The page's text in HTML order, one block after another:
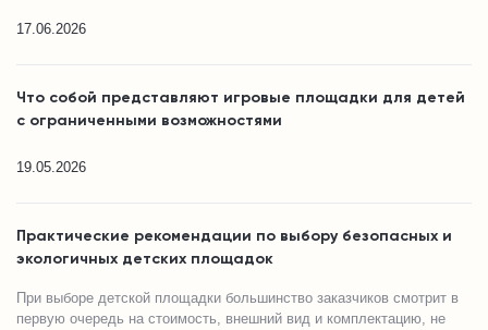
17.06.2026
Что собой представляют игровые площадки для детей
с ограниченными возможностями
19.05.2026
Практические рекомендации по выбору безопасных и
экологичных детских площадок
При выборе детской площадки большинство заказчиков смотрит в
первую очередь на стоимость, внешний вид и комплектацию, не